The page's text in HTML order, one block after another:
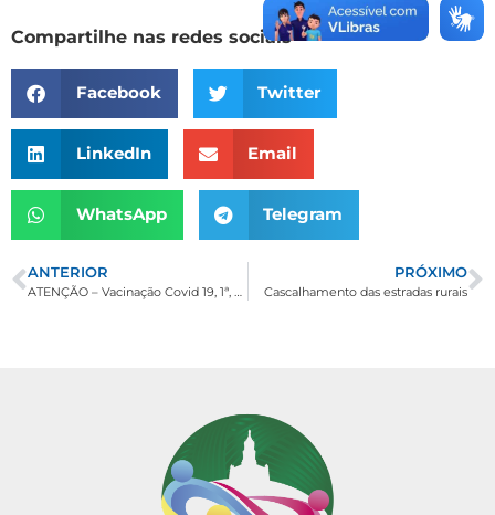
Compartilhe nas redes sociais
Facebook Twitter
LinkedIn Email
WhatsApp Telegram
ANTERIOR PRÓXIMO
Cascalhamento das estradas rurais